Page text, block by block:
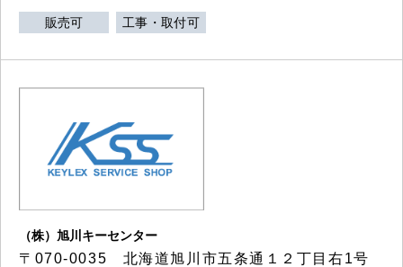
販売可 工事・取付可
（株）旭川キーセンター
〒070-0035 北海道旭川市五条通１２丁目右1号